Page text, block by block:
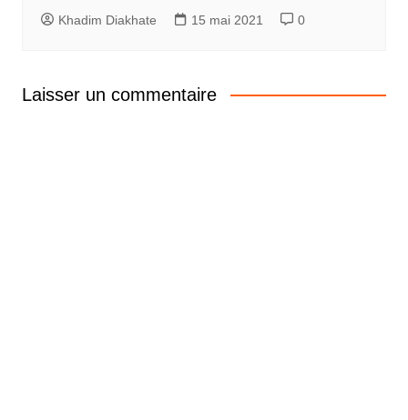
Khadim Diakhate 15 mai 2021 0
Laisser un commentaire